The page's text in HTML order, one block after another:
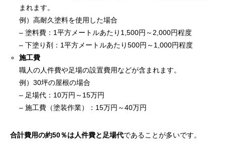
まれます。
例）高耐久塗料を使用した場合
– 塗料費：1平方メートルあたり1,500円～2,000円程度
– 下塗り剤：1平方メートルあたり500円～1,000円程度
施工費
職人の人件費や足場の設置費用などが含まれます。
例）30坪の屋根の場合
– 足場代：10万円～15万円
– 施工費（塗装作業）：15万円～40万円
合計費用の約50％は人件費と足場代であることが多いです。